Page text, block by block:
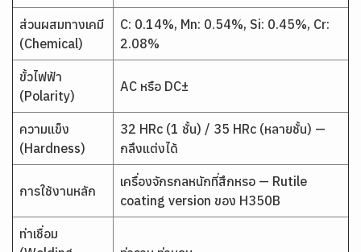
ส่วนผสมทางเคมี
(Chemical)
C: 0.14%, Mn: 0.54%, Si: 0.45%, Cr:
2.08%
ขั้วไฟฟ้า
(Polarity)
AC หรือ DC±
ความแข็ง
(Hardness)
32 HRc (1 ชั้น) / 35 HRc (หลายชั้น) —
กลึงแต่งได้
การใช้งานหลัก
เครื่องจักรกลหนักที่สึกหรอ — Rutile
coating version ของ H350B
ท่าเชื่อม